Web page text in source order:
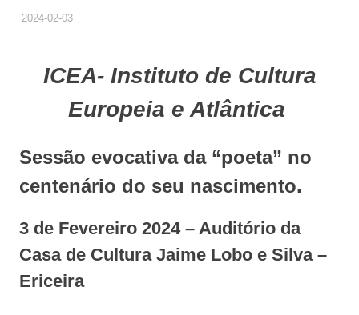
2024-02-03ADMINISTRADOR
HISTÓRICO DE ACTIVIDADES
ICEA- Instituto de Cultura
Europeia e Atlântica
Sessão evocativa da “poeta” no
centenário do seu nascimento.
3 de Fevereiro 2024 – Auditório da
Casa de Cultura Jaime Lobo e Silva –
Ericeira